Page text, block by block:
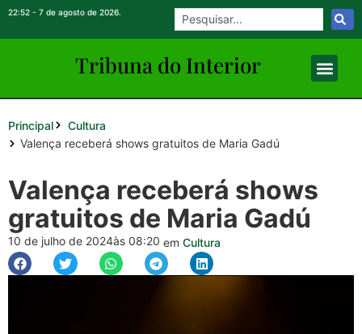
22:52 - 7 de agosto de 2026.
Tribuna do Interior
Principal
Cultura
Valença receberá shows gratuitos de Maria Gadú
Valença receberá shows
gratuitos de Maria Gadú
10 de julho de 2024às 08:20 em Cultura